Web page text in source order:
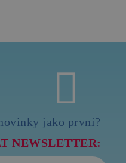
jako první?
NEWSLETTER: